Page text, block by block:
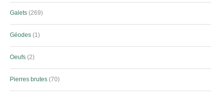
Galets 269
Géodes 1
Oeufs 2
Pierres brutes 70